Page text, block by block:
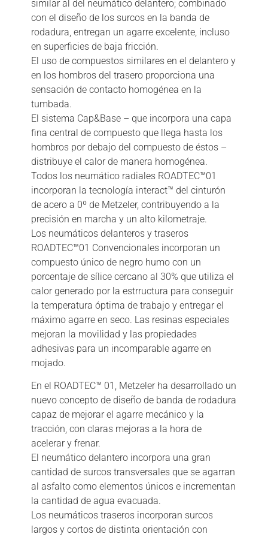
similar al del neumático delantero; combinado
con el diseño de los surcos en la banda de
rodadura, entregan un agarre excelente, incluso
en superficies de baja fricción.
El uso de compuestos similares en el delantero y
en los hombros del trasero proporciona una
sensación de contacto homogénea en la
tumbada.
El sistema Cap&Base – que incorpora una capa
fina central de compuesto que llega hasta los
hombros por debajo del compuesto de éstos –
distribuye el calor de manera homogénea.
Todos los neumático radiales ROADTEC™01
incorporan la tecnología interact™ del cinturón
de acero a 0º de Metzeler, contribuyendo a la
precisión en marcha y un alto kilometraje.
Los neumáticos delanteros y traseros
ROADTEC™01 Convencionales incorporan un
compuesto único de negro humo con un
porcentaje de sílice cercano al 30% que utiliza el
calor generado por la estrructura para conseguir
la temperatura óptima de trabajo y entregar el
máximo agarre en seco. Las resinas especiales
mejoran la movilidad y las propiedades
adhesivas para un incomparable agarre en
mojado.
En el ROADTEC™ 01, Metzeler ha desarrollado un
nuevo concepto de diseño de banda de rodadura
capaz de mejorar el agarre mecánico y la
tracción, con claras mejoras a la hora de
acelerar y frenar.
El neumático delantero incorpora una gran
cantidad de surcos transversales que se agarran
al asfalto como elementos únicos e incrementan
la cantidad de agua evacuada.
Los neumáticos traseros incorporan surcos
largos y cortos de distinta orientación con